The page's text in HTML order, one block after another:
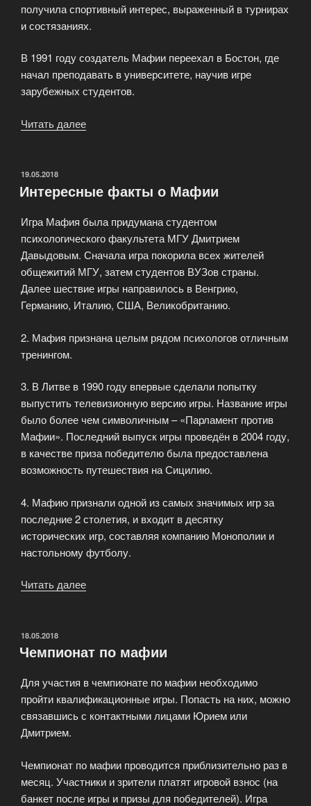
получила спортивный интерес, выраженный в турнирах
и состязаниях.
В 1991 году создатель Мафии переехал в Бостон, где
начал преподавать в университете, научив игре
зарубежных студентов.
Читать далее
ОПУБЛИКОВАНО
19.05.2018
Интересные факты о Мафии
Игра Мафия была придумана студентом
психологического факультета МГУ Дмитрием
Давыдовым. Сначала игра покорила всех жителей
общежитий МГУ, затем студентов ВУЗов страны.
Далее шествие игры направилось в Венгрию,
Германию, Италию, США, Великобританию.
2. Мафия признана целым рядом психологов отличным
тренингом.
3. В Литве в 1990 году впервые сделали попытку
выпустить телевизионную версию игры. Название игры
было более чем символичным – «Парламент против
Мафии». Последний выпуск игры проведён в 2004 году,
в качестве приза победителю была предоставлена
возможность путешествия на Сицилию.
4. Мафию признали одной из самых значимых игр за
последние 2 столетия, и входит в десятку
исторических игр, составляя компанию Монополии и
настольному футболу.
Читать далее
ОПУБЛИКОВАНО
18.05.2018
Чемпионат по мафии
Для участия в чемпионате по мафии необходимо
пройти квалификационные игры. Попасть на них, можно
связавшись с контактными лицами Юрием или
Дмитрием.
Чемпионат по мафии проводится приблизительно раз в
месяц. Участники и зрители платят игровой взнос (на
банкет после игры и призы для победителей). Игра